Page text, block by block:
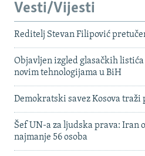
Vesti/Vijesti
Reditelj Stevan Filipović
Objavljen izgled glasačkih
novim tehnologijama u BiH
Demokratski savez Kosova
Šef UN-a za ljudska prava: Iran
najmanje 56 osoba